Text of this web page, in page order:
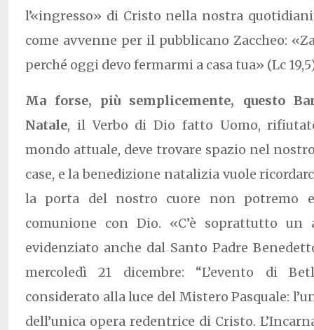
l’«ingresso» di Cristo nella nostra
come avvenne per il pubblicano Zaccheo:
perché oggi devo fermarmi a casa tua» (Lc
Ma forse, più semplicemente, questo
Natale, il Verbo di Dio fatto Uomo,
mondo attuale, deve trovare spazio nel
case, e la benedizione natalizia vuole
la porta del nostro cuore non potremo
comunione con Dio. «C’è soprattutto un
evidenziato anche dal Santo Padre
mercoledì 21 dicembre: “L’evento di
considerato alla luce del Mistero Pasquale:
dell’unica opera redentrice di Cristo.